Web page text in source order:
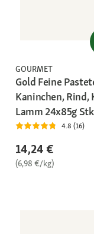
GOURMET
Gold Feine
Kaninchen, Rind,
Lamm 24x85g
4.8 (16)
14,24 €
(6,98 €/kg)